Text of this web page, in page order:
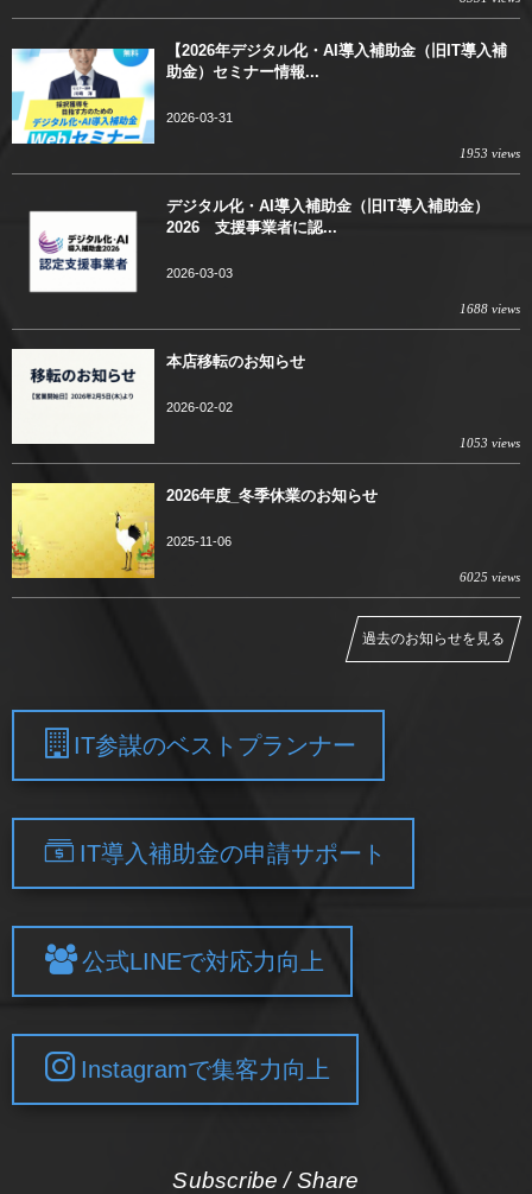
【2026年デジタル化・AI導入補助金（旧IT導入補
助金）セミナー情報...
2026-03-31
1953 views
デジタル化・AI導入補助金（旧IT導入補助金）
2026 支援事業者に認...
2026-03-03
1688 views
本店移転のお知らせ
2026-02-02
1053 views
2026年度_冬季休業のお知らせ
2025-11-06
6025 views
過去のお知らせを見る
IT参謀のベストプランナー
IT導入補助金の申請サポート
公式LINEで対応力向上
Instagramで集客力向上
Subscribe / Share